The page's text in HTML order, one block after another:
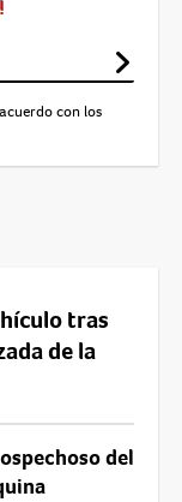
con los
tras
de la
del